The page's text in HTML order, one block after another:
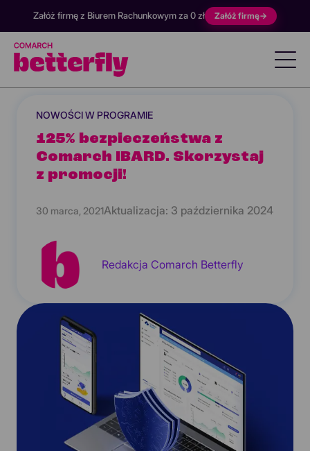
Załóż firmę z Biurem Rachunkowym za 0 zł Załóż firmę→
NOWOŚCI W PROGRAMIE
125% bezpieczeństwa z
Comarch IBARD. Skorzystaj
z promocji!
30 marca, 2021Aktualizacja: 3 października 2024
Redakcja Comarch Betterfly